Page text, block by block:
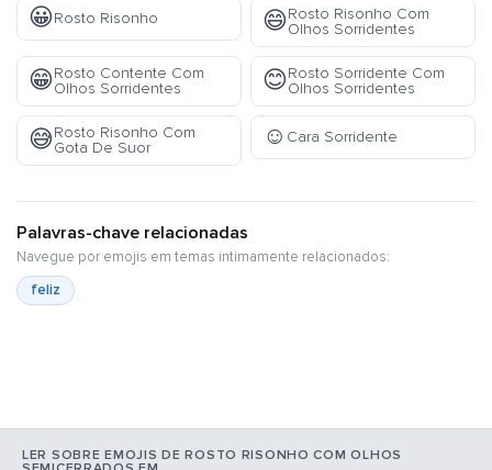
😀Rosto Risonho 😄Rosto Risonho Com
Olhos Sorridentes
😁Rosto Contente Com
Olhos Sorridentes
😊Rosto Sorridente Com
Olhos Sorridentes
😅Rosto Risonho Com
Gota De Suor
☺️ Cara Sorridente
Palavras-chave relacionadas
Navegue por emojis em temas intimamente relacionados:
feliz
LER SOBRE EMOJIS DE ROSTO RISONHO COM OLHOS